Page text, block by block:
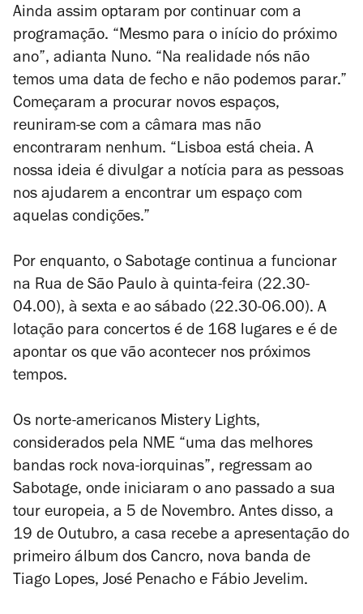
Ainda assim optaram por continuar com a
programação. “Mesmo para o início do próximo
ano”, adianta Nuno. “Na realidade nós não
temos uma data de fecho e não podemos parar.”
Começaram a procurar novos espaços,
reuniram-se com a câmara mas não
encontraram nenhum. “Lisboa está cheia. A
nossa ideia é divulgar a notícia para as pessoas
nos ajudarem a encontrar um espaço com
aquelas condições.”
Por enquanto, o Sabotage continua a funcionar
na Rua de São Paulo à quinta-feira (22.30-
04.00), à sexta e ao sábado (22.30-06.00). A
lotação para concertos é de 168 lugares e é de
apontar os que vão acontecer nos próximos
tempos.
Os norte-americanos Mistery Lights,
considerados pela NME “uma das melhores
bandas rock nova-iorquinas”, regressam ao
Sabotage, onde iniciaram o ano passado a sua
tour europeia, a 5 de Novembro. Antes disso, a
19 de Outubro, a casa recebe a apresentação do
primeiro álbum dos Cancro, nova banda de
Tiago Lopes, José Penacho e Fábio Jevelim.